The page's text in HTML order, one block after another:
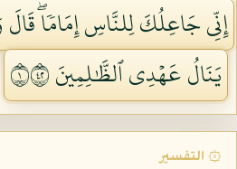
إِنِّي جَاعِلُكَ لِلنَّاسِ إِمَامٗاۖ
يَنَالُ عَهۡدِي ٱلظَّٰلِمِينَ ١٢٤
۞ التفسير